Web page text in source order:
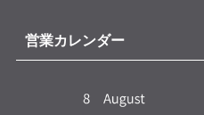
営業カレンダー